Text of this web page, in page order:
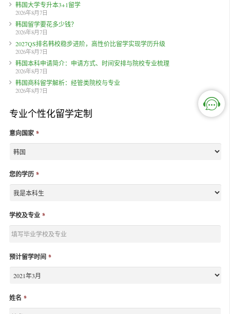
韩国大学专升本3+1留学
2026年8月7日
韩国留学要花多少钱？
2026年8月7日
2027QS排名韩校稳步进阶，高性价比留学实现学历升级
2026年8月7日
韩国本科申请简介：申请方式、时间安排与院校专业梳理
2026年8月7日
韩国商科留学解析：经管类院校与专业
2026年8月7日
专业个性化留学定制
意向国家 *
您的学历 *
学校及专业 *
预计留学时间 *
姓名 *